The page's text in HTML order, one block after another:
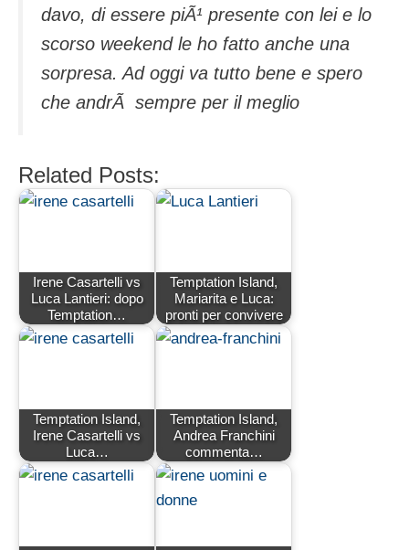
davo, di essere piÃ¹ presente con lei e lo
scorso weekend le ho fatto anche una
sorpresa. Ad oggi va tutto bene e spero
che andrÃ sempre per il meglio
Related Posts:
Irene Casartelli vs
Luca Lantieri: dopo
Temptation…
Temptation Island,
Mariarita e Luca:
pronti per convivere
Temptation Island,
Irene Casartelli vs
Luca…
Temptation Island,
Andrea Franchini
commenta…